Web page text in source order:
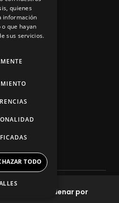
Ordenar por
derechos reservados
quienes
información
que hayan
sus servicios.
TODO